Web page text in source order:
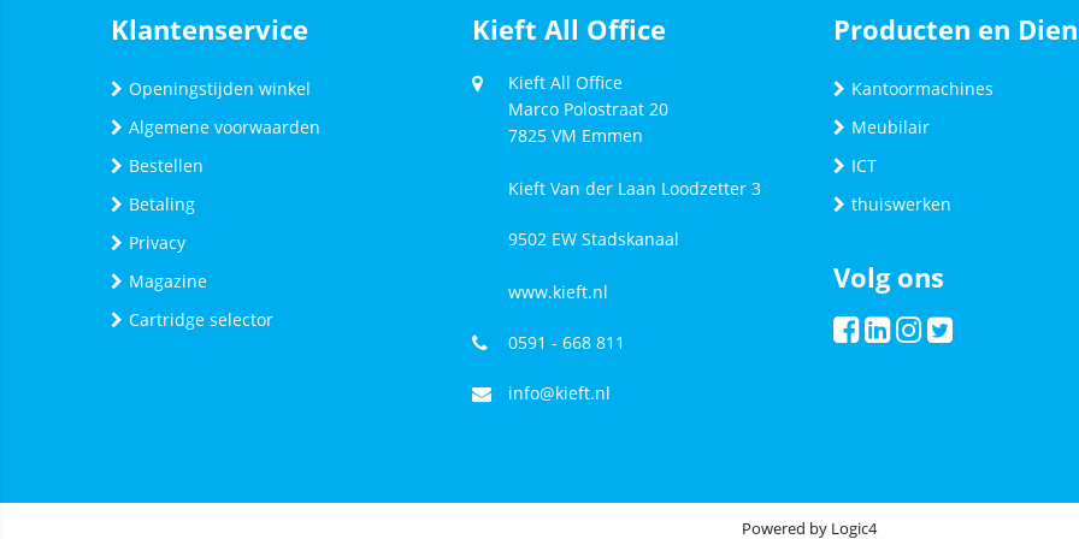
Klantenservice
Openingstijden winkel
Algemene voorwaarden
Bestellen
Betaling
Privacy
Magazine
Cartridge selector
Kieft All Office
Kieft All Office
Marco Polostraat 20
7825 VM Emmen
Kieft Van der Laan Loodzetter 3
9502 EW Stadskanaal
www.kieft.nl
0591 - 668 811
info@kieft.nl
Producten en
Kantoormachines
Meubilair
ICT
thuiswerken
Volg ons
Powered by Logic4